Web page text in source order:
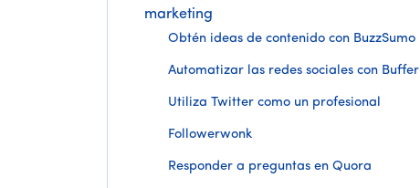
marketing
Obtén ideas de contenido con BuzzSumo
Automatizar las redes sociales con Buffer
Utiliza Twitter como un profesional
Followerwonk
Responder a preguntas en Quora